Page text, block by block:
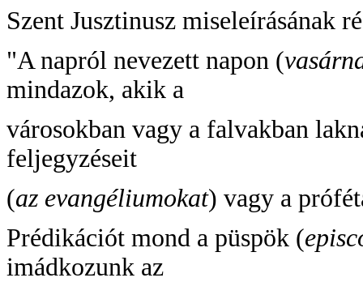
Szent Jusztinusz miseleírásának
"A napról nevezett napon (
mindazok, akik a
városokban vagy a falvakban
feljegyzéseit
(az evangéliumokat) vagy a
Prédikációt mond a püspök (
imádkozunk az